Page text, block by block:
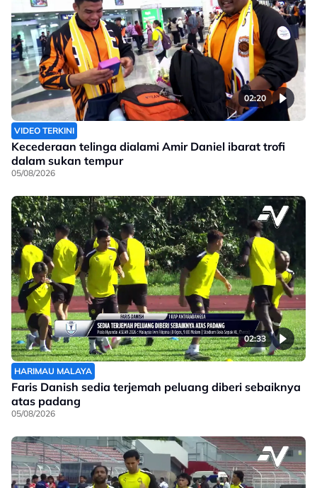
02:20
VIDEO TERKINI
Kecederaan telinga dialami Amir Daniel ibarat trofi
dalam sukan tempur
05/08/2026
02:33
HARIMAU MALAYA
Faris Danish sedia terjemah peluang diberi sebaiknya
atas padang
05/08/2026